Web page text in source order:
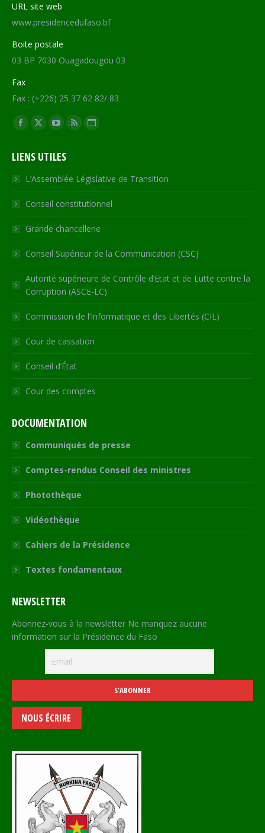
URL site web
www.presidencedufaso.bf
Boite postale
03 BP 7030 Ouagadougou 03
Fax
Fax : (+226) 25 37 62 82/ 83
Trouvez nous sur :
Facebook
opens
in
new
window
X
opens
in
new
window
YouTube
opens
in
new
window
RSS
in
new
window
Site
opens
in
new
LIENS UTILES
L’Assemblée Législative de Transition
Conseil constitutionnel
Grande chancellerie
Conseil Supérieur de la Communication (CSC)
Autorité supérieure de Contrôle d’Etat et de Lutte contre la
Corruption (ASCE-LC)
Commission de l’Informatique et des Libertés (CIL)
Cour de cassation
Conseil d’État
Cour des comptes
DOCUMENTATION
Communiqués de presse
Comptes-rendus Conseil des ministres
Photothèque
Vidéothèque
Cahiers de la Présidence
Textes fondamentaux
NEWSLETTER
Abonnez-vous à la newsletter Ne manquez aucune
information sur la Présidence du Faso
NOUS ÉCRIRE